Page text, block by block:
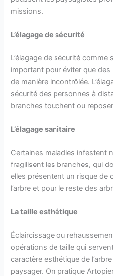
missions.
L’élagage de sécurité
L’élagage de sécurité comme
important pour éviter que
de manière incontrôlée.
sécurité des personnes à
branches touchent ou
L’élagage sanitaire
Certaines maladies infestent
fragilisent les branches, qui
elles présentent un risque de
l’arbre et pour le reste des
La taille esthétique
Éclaircissage ou
opérations de taille qui
caractère esthétique de
paysager. On pratique